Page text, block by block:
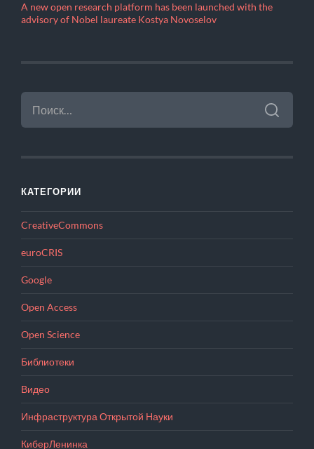
A new open research platform has been launched with the
advisory of Nobel laureate Kostya Novoselov
НАЙТИ:
КАТЕГОРИИ
CreativeCommons
euroCRIS
Google
Open Access
Open Science
Библиотеки
Видео
Инфраструктура Открытой Науки
КиберЛенинка